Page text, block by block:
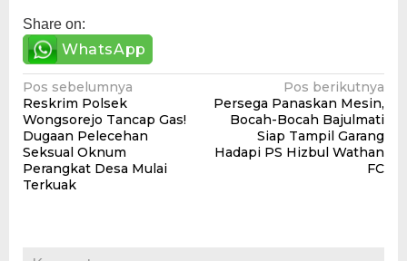
Share on:
WhatsApp
Navigasi
pos
Pos sebelumnya
Reskrim Polsek
Wongsorejo Tancap Gas!
Dugaan Pelecehan
Seksual Oknum
Perangkat Desa Mulai
Terkuak
Pos berikutnya
Persega Panaskan Mesin,
Bocah-Bocah Bajulmati
Siap Tampil Garang
Hadapi PS Hizbul Wathan
FC